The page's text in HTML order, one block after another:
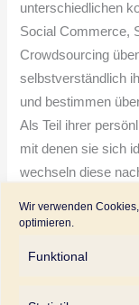
Wir verwenden
optimieren.
Funktional
unterschiedlichen
Social Commerce,
Crowdsourcing
selbstverständlich
und bestimmen
Als Teil ihrer
mit denen sie sich
wechseln diese
im Hinterzimmer